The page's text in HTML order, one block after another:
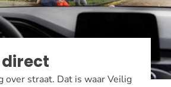
direct
over straat. Dat is waar Veilig